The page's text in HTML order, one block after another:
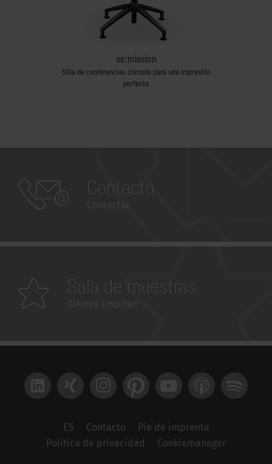
se:mission
Silla de conferencias cómoda para una impresión
perfecta
ES Contacto
Pie de imprenta
Política de privacidad
Cookiemanager
Pinterest